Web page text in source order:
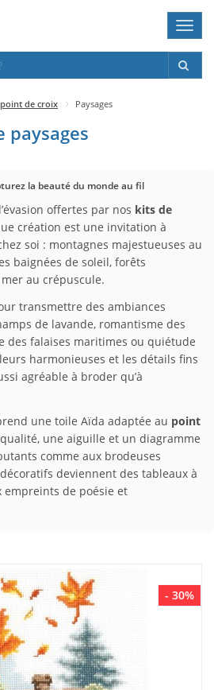
de croix Paysages
paysages
la beauté du monde au fil
offertes par nos kits de
création est une invitation à
soi : montagnes majestueuses au
baignées de soleil, forêts
au crépuscule.
transmettre des ambiances
de lavande, romantisme des
des falaises maritimes ou quiétude
harmonieuses et les détails fins
agréable à broder qu’à
une toile Aïda adaptée au point
une aiguille et un diagramme
comme aux brodeuses
deviennent des tableaux à
empreints de poésie et
- 30%